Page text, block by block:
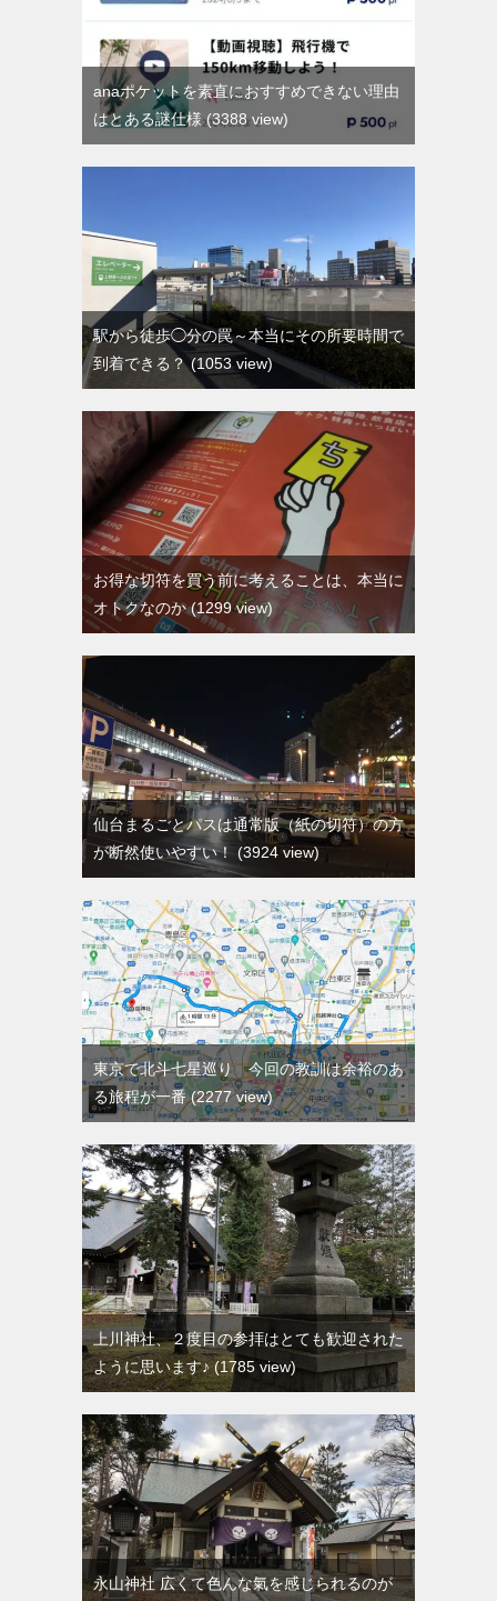
anaポケットを素直におすすめできない理由
はとある謎仕様
3388 view
駅から徒歩◯分の罠～本当にその所要時間で
到着できる？ 1053 view
お得な切符を買う前に考えることは、本当に
オトクなのか 1299 view
仙台まるごとパスは通常版（紙の切符）の方
が断然使いやすい！
3924 view
東京で北斗七星巡り 今回の教訓は余裕のあ
る旅程が一番 2277 view
上川神社、２度目の参拝はとても歓迎された
ように思います♪ 1785 view
永山神社 広くて色んな氣を感じられるのが